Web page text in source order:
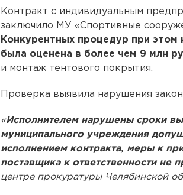
Контракт с индивидуальным
заключило МУ «Спортивные
Конкурентных процедур при этом
была оценена в более чем 9 млн
и монтаж тентового покрытия.
Проверка выявила нарушения
«Исполнителем нарушены сроки
муниципального учреждения
исполнением контракта, меры к
поставщика к ответственности не
центре прокуратуры Челябинской